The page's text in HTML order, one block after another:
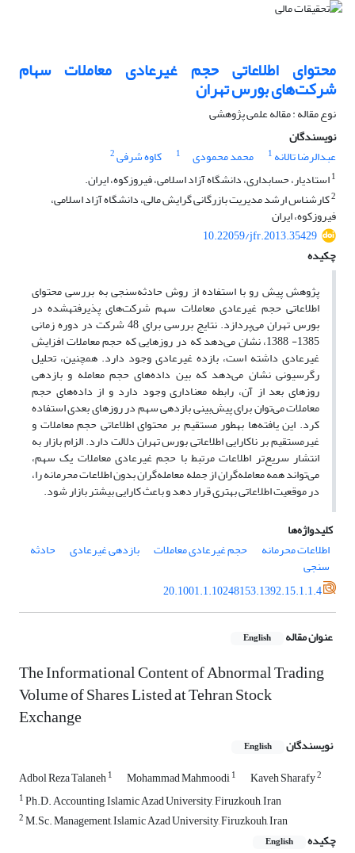
محتوای اطلاعاتی حجم غیرعادی معاملات سهام
شرکت‌های بورس تهران
نوع مقاله : مقاله علمی پژوهشی
نویسندگان
عبدالرضا تالانه 1 محمد محمودی 1 کاوه شرفی2
1استادیار، حسابداری، دانشگاه آزاد اسلامی، فیروزکوه، ایران.
2کارشناس ارشد مدیریت بازرگانی گرایش مالی، دانشگاه آزاد اسلامی،
فیروزکوه، ایران
10.22059/jfr.2013.35429
چکیده
پژوهش پیش رو با استفاده از روش حادثه‌سنجی به بررسی محتوای
اطلاعاتی حجم غیرعادی معاملات سهم شرکت‌های پذیرفته‎شده در
بورس تهران می‌پردازد. نتایج بررسی برای 48 شرکت در دوره زمانی
1385- 1388، نشان می‌دهد که در روزهایی که حجم معاملات افزایش
غیرعادی داشته است، بازده غیرعادی وجود دارد. همچنین، تحلیل
رگرسیونی نشان می‌دهد که بین داده‌های حجم معامله و بازدهی
روزهای بعد از آن، رابطه معناداری وجود دارد و از داده‌های حجم
معاملات می‌توان برای پیش‌بینی بازدهی سهم در روزهای بعدی استفاده
کرد. این یافته‌ها به‎طور مستقیم بر محتوای اطلاعاتی حجم معاملات و
غیرمستقیم بر ناکارایی اطلاعاتی بورس تهران دلالت دارد. الزام بازار به
انتشار سریع‌تر اطلاعات مرتبط با حجم غیرعادی معاملات یک سهم،
می‌تواند همه معامله‌گران از جمله معامله‌گران بدون اطلاعات محرمانه را،
در موقعیت اطلاعاتی بهتری قرار دهد و باعث کارایی بیشتر بازار شود.
کلیدواژه‌ها
اطلاعات محرمانه
حجم غیرعادی معاملات بازدهی غیرعادی حادثه
سنجی
20.1001.1.10248153.1392.15.1.1.4
عنوان مقاله English
The Informational Content of Abnormal Trading
Volume of Shares Listed at Tehran Stock
Exchange
نویسندگان English
Adbol Reza Talaneh1 Mohammad Mahmoodi1 Kaveh Sharafy2
1Ph.D. Accounting, Islamic Azad University, Firuzkouh, Iran
2M.Sc. Management, Islamic Azad University, Firuzkouh, Iran
چکیده
English